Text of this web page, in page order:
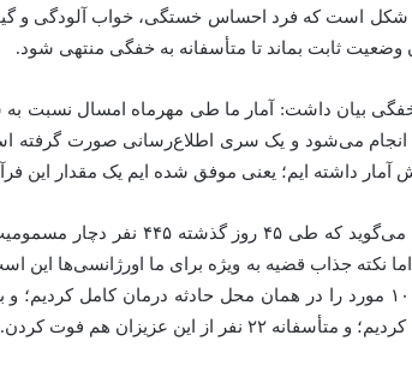
شکل است که فرد احساس خستگی، خواب آلودگی و
وضعیت ثابت بماند تا متأسفانه به خفگی منتهی شود.
نکته جذاب قضیه به ویژه برای ما اورژانسی‌ها این
نفر از این عزیزان هم فوت کردن.